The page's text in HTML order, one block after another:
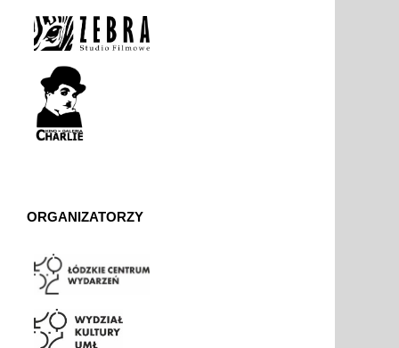
ORGANIZATORZY